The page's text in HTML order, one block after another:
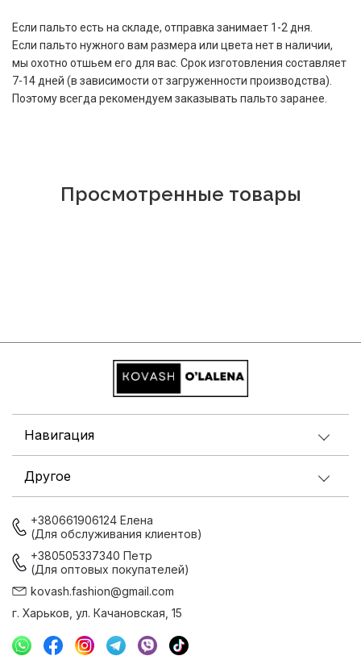
Если пальто есть на складе, отправка занимает 1-2 дня.
Если пальто нужного вам размера или цвета нет в наличии,
мы охотно отшьем его для вас. Срок изготовления составляет
7-14 дней (в зависимости от загруженности производства).
Поэтому всегда рекомендуем заказывать пальто заранее.
Просмотренные товары
Навигация
Другое
+380661906124 Елена
(Для обслуживания клиентов)
+380505337340 Петр
(Для оптовых покупателей)
kovash.fashion@gmail.com
г. Харьков, ул. Качановская, 15